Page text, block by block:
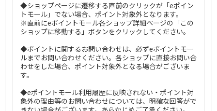
◆ショップページに遷移する直前のクリックが「eポイン
トモール」でない場合、ポイント対象外となります。
※直前にeポイントモール各ショップ詳細ページの「この
ショップに移動する」ボタンをクリックしてください。
◆ポイントに関するお問い合わせは、必ずeポイントモー
ルまでお問い合わせください。各ショップに直接お問い合
わせをした場合、ポイント対象外となる場合がございま
す。
◆eポイントモール利用履歴に反映されない・ポイント対
象外の理由等のお問い合わせについては、明確な回答がで